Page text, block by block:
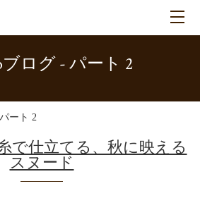
ログ - パート 2
ート 2
で仕立てる、秋に映える
スヌード